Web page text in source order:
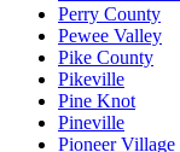
Perry County
Pewee Valley
Pike County
Pikeville
Pine Knot
Pineville
Pioneer Village